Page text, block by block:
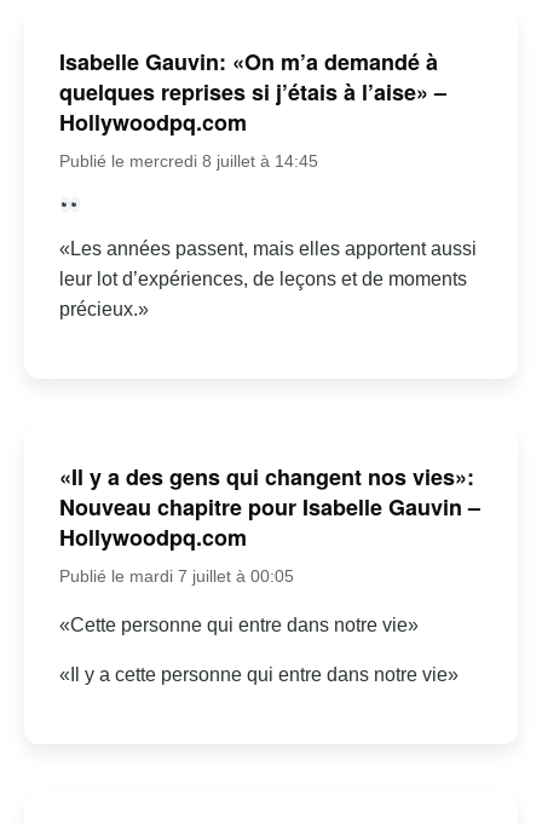
Isabelle Gauvin: «On m’a demandé à
quelques reprises si j’étais à l’aise» –
Hollywoodpq.com
Publié le mercredi 8 juillet à 14:45
«Les années passent, mais elles apportent aussi
leur lot d’expériences, de leçons et de moments
précieux.»
«Il y a des gens qui changent nos vies»:
Nouveau chapitre pour Isabelle Gauvin –
Hollywoodpq.com
Publié le mardi 7 juillet à 00:05
«Cette personne qui entre dans notre vie»
«Il y a cette personne qui entre dans notre vie»